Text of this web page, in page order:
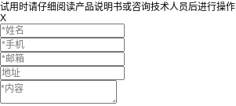
试用时请仔细阅读产品说明书或咨询技术人员后进行操作
X